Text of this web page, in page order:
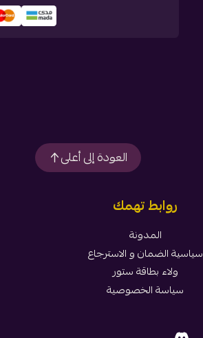
العودة إلى أعلى
روابط تهمك
المدونة
سياسية الضمان و الاسترجاع
ولاء بطاقة ستور
سياسة الخصوصية